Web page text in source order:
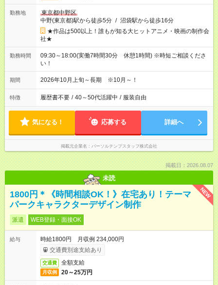
勤務地
東京都中野区
中野(東京都)駅から徒歩5分 / 沼袋駅から徒歩16分
★作品は500以上！誰もが知る大ヒットアニメ・映画の制作会
社★
勤務時間
09:30～18:00(実働7時間30分 休憩1時間) ※時短ご相談くださ
い！
期間 2026年10月上旬～長期 ※10月～！
特徴 履歴書不要 / 40～50代活躍中 / 服装自由
気になる！ 応募する 詳細へ
掲載元企業名 パーソルテンプスタッフ株式会社
掲載日：2026.08.07
未読
NEW
1800円＊《時間相談OK！》在宅あり！テーマ
パークキャラクターデザイン制作
派遣 WEB登録・面接OK
給与
時給1800円 月収例 234,000円
交通費別途支給あり
交通費 全額支給
月収例 20～25万円